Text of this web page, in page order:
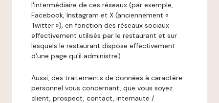
l'intermédiaire de ces réseaux (par exemple,
Facebook, Instagram et X (anciennement «
Twitter »), en fonction des réseaux sociaux
effectivement utilisés par le restaurant et sur
lesquels le restaurant dispose effectivement
d'une page qu'il administre).
Aussi, des traitements de données à caractère
personnel vous concernant, que vous soyez
client, prospect, contact, internaute /